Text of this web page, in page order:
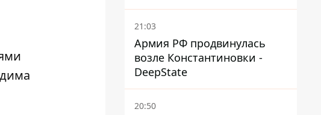
21:03
Армия РФ продвинулась
возле Константиновки -
DeepState
20:50